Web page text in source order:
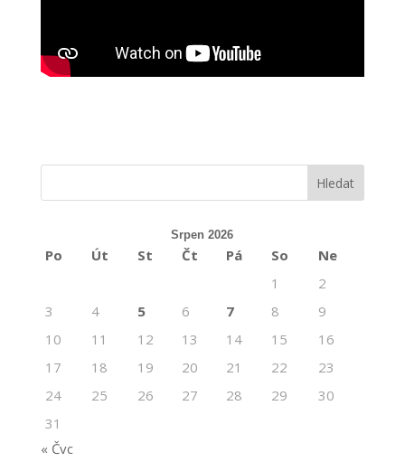
Srpen 2026
Po Út St Čt Pá So
Ne
1
2
3
4 5 6 7 8
9
10
11 12 13 14 15
16
17
18 19 20 21 22
23
24
25 26 27 28 29
30
31
« Čvc